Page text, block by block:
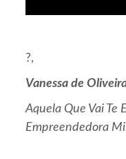
?,
Vanessa de
Aquela Que Vai Te
Empreendedora